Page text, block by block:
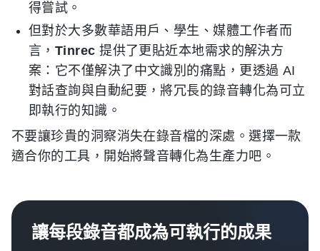
得嘗試。
但對於大多數華語用戶、學生、媒體工作者而
言， Tinrec 提供了更貼近本地需求的解決方
案：它不僅解決了中文識別的痛點，更透過 AI
對話查詢與自動紀要，將冗長的錄音轉化為可立
即執行的知識。
不要讓珍貴的洞察消失在錄音檔的深處。選擇一款
適合你的工具，開始將聲音轉化為生產力吧。
讓每段錄音都成為可執行的成果